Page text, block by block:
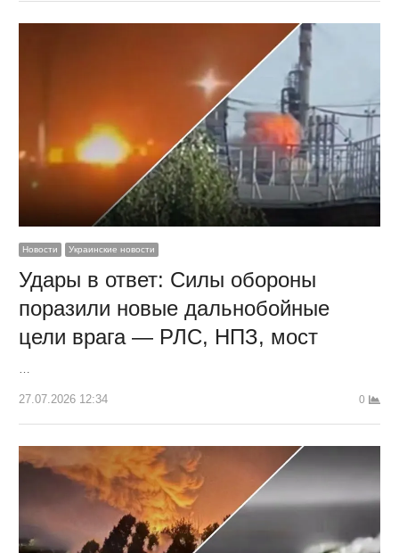
Новости Украинские новости
Удары в ответ: Силы обороны
поразили новые дальнобойные
цели врага — РЛС, НПЗ, мост
…
27.07.2026 12:34 0